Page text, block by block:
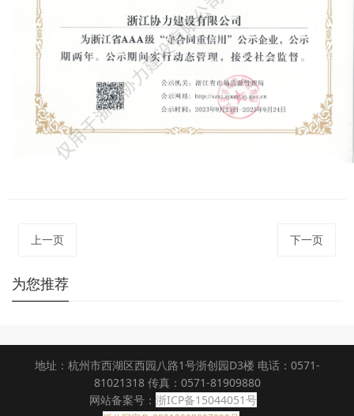
上一页 下一页
为您推荐
地址：杭州市西湖区西园八路1号浙创园D3楼 电话：0571-
81021318 传真：0571-81909880
网站备案号： 浙ICP备15044051号